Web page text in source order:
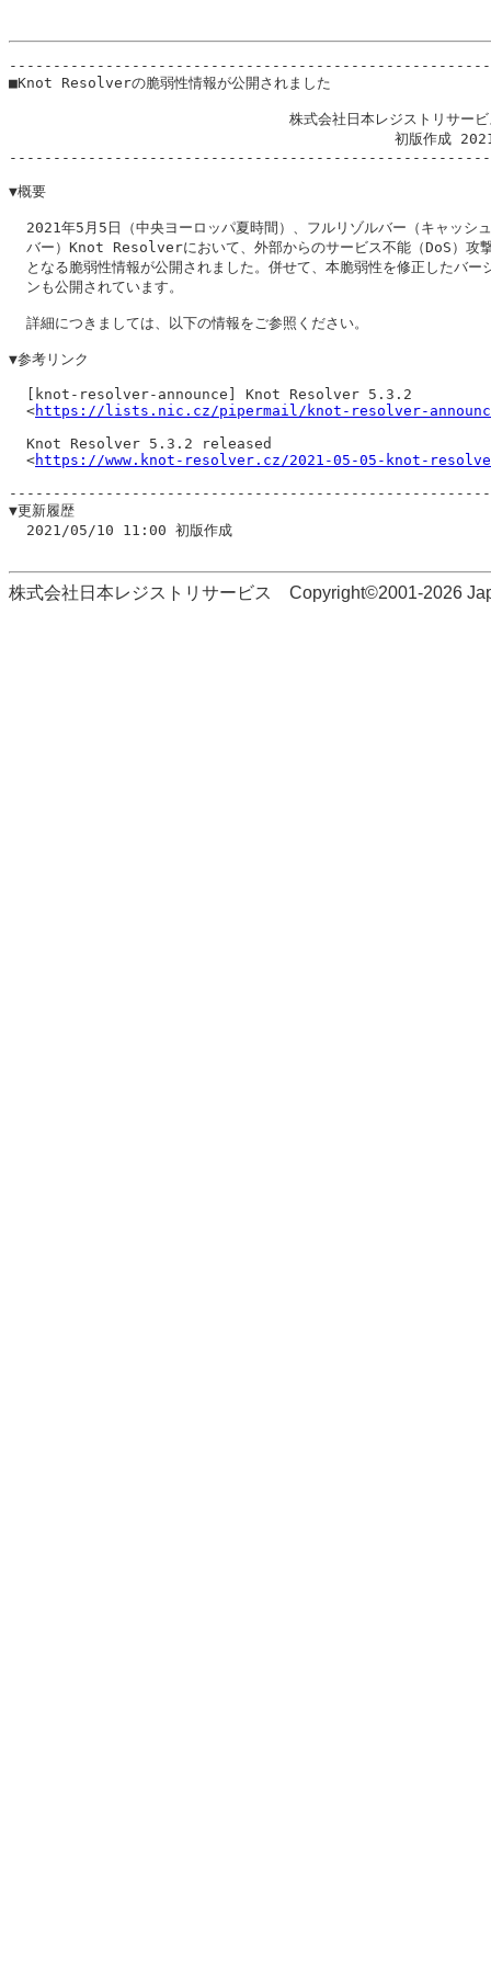
■Knot Resolverの脆弱性情報が公開されました
株式会社日本レジストリサー
初版作成
▼概要
2021年5月5日（中央ヨーロッパ夏時間）、フルリゾルバー（キャッシ
バー）Knot Resolverにおいて、外部からのサービス不能（DoS）攻
となる脆弱性情報が公開されました。併せて、本脆弱性を修正したバー
  ンも公開されています。
  詳細につきましては、以下の情報をご参照ください。
▼参考リンク
  [knot-resolver-announce] Knot Resolver 5.3.2
  <
https://lists.nic.cz/pipermail/knot-resolver-
  Knot Resolver 5.3.2 released
  <
https://www.knot-resolver.cz/2021-05-05-knot-
▼更新履歴
  2021/05/10 11:00 初版作成
株式会社日本レジストリサービス Copyright©2001-2026